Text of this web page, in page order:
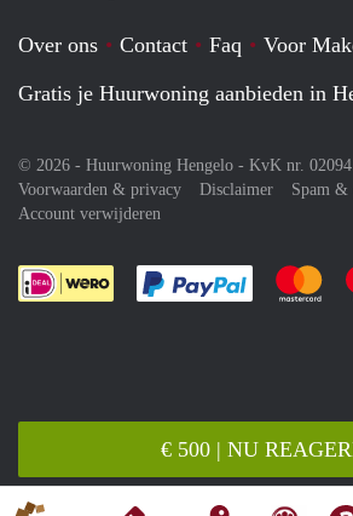
€ 500 | NU
Over ons Contact Faq
Voor
Gratis je Huurwoning aanbieden in
© 2026 - Huurwoning Hengelo - KvK nr.
Voorwaarden & privacy
Disclaimer
Spam &
Account verwijderen
Je rekent Je